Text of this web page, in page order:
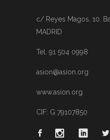
c/ Reyes Magos, 10.
MADRID
Tel. 91 504 0998
asion@asion.org
www.asion.org
CIF: G 79107850